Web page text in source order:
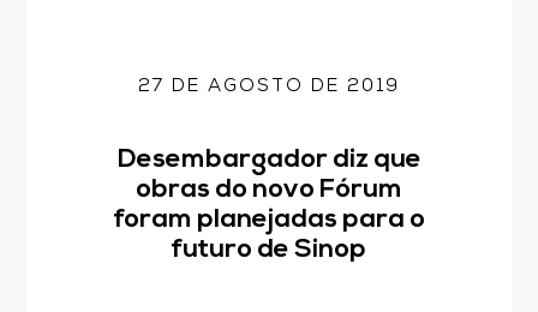
27 DE AGOSTO DE 2019
Desembargador diz que
obras do novo Fórum
foram planejadas para o
futuro de Sinop